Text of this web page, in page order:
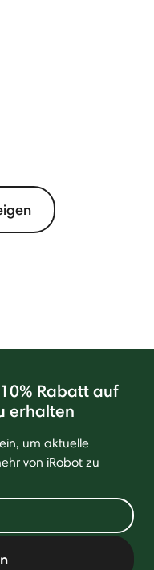
Rabatt auf
erhalten
um aktuelle
von iRobot zu